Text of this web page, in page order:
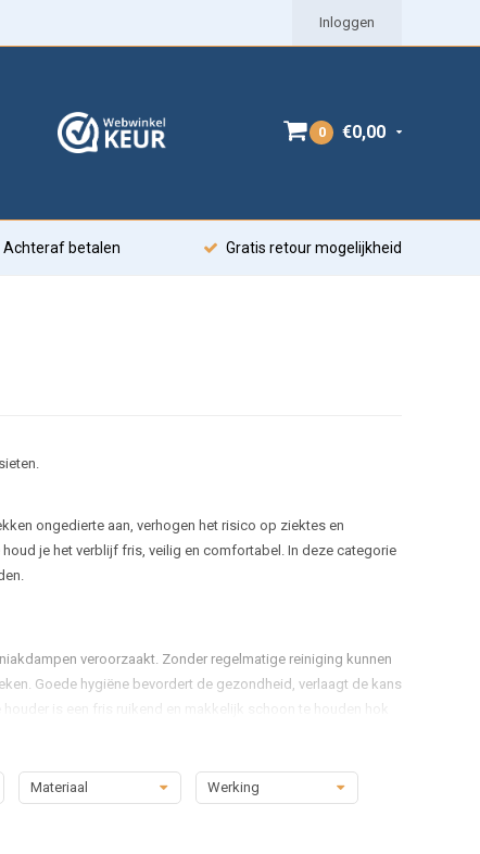
Inloggen
0 €0,00
Achteraf betalen Gratis retour mogelijkheid
ongedierte aan, verhogen het risico op ziektes en
je het verblijf fris, veilig en comfortabel. In deze categorie
veroorzaakt. Zonder regelmatige reiniging kunnen
Goede hygiëne bevordert de gezondheid, verlaagt de kans
is een fris ruikend en makkelijk schoon te houden hok
Materiaal Werking